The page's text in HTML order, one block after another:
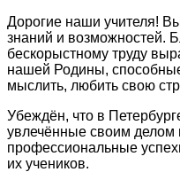
Дорогие наши учителя!
знаний и возможностей.
бескорыстному труду
нашей Родины,
мыслить, любить свою
Убеждён, что в
увлечённые своим делом
профессиональные
их учеников.